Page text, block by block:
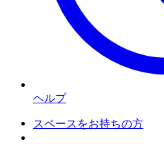
ヘルプ
スペースをお持ちの方